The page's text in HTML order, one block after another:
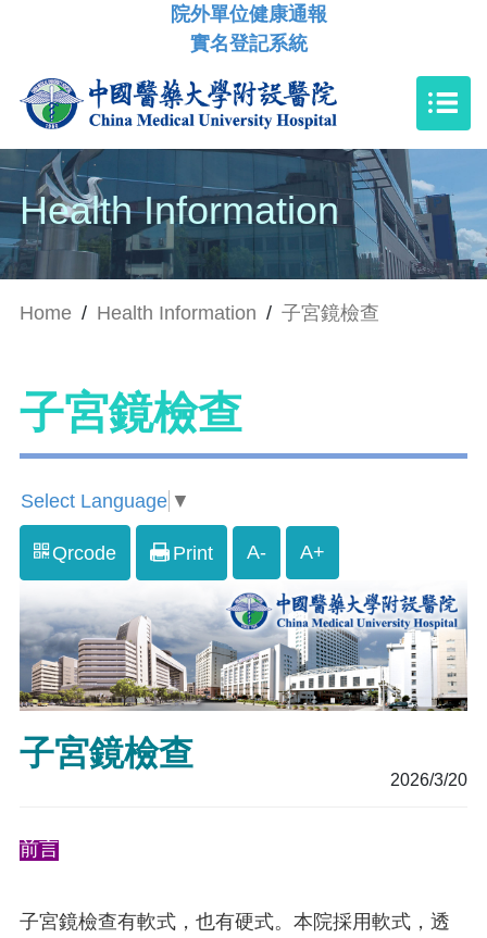
院外單位健康通報
實名登記系統
Health Information
Home / Health Information / 子宮鏡檢查
子宮鏡檢查
Select Language ▼
Qrcode Print A- A+
子宮鏡檢查
2026/3/20
前言
子宮鏡檢查有軟式，也有硬式。本院採用軟式，透